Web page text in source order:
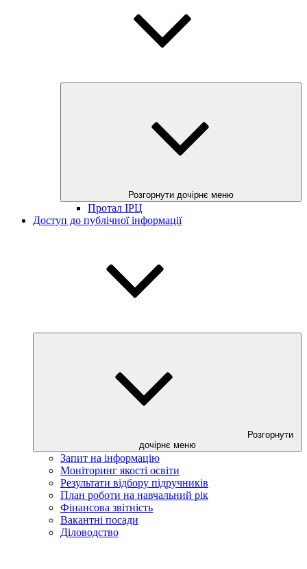
Розгорнути дочірнє меню
Протал ІРЦ
Доступ до публічної інформації
Розгорнути
дочірнє меню
Запит на інформацію
Моніторинг якості освіти
Результати відбору підручників
План роботи на навчальний рік
Фінансова звітність
Вакантні посади
Діловодство